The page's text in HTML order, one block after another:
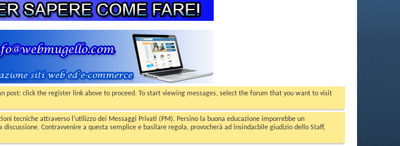
post: click the register link above to proceed. To start viewing messages, select the forum that you want to visit
tecniche attraverso l'utilizzo dei Messaggi Privati (PM). Persino la buona educazione imporrebbe un
Contravvenire a questa semplice e basilare regola, provocherà ad insindacbile giudizio dello Staff,